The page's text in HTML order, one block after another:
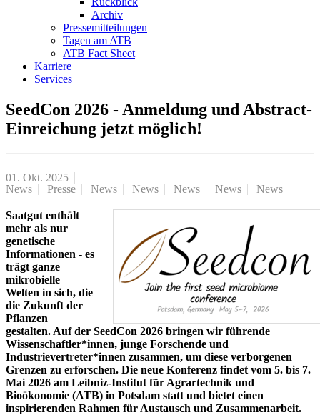
Archiv
Pressemitteilungen
Tagen am ATB
ATB Fact Sheet
Karriere
Services
SeedCon 2026 - Anmeldung und Abstract-
Einreichung jetzt möglich!
01. Okt. 2025
News
Presse News News News News News
Saatgut enthält
mehr als nur
genetische
Informationen - es
trägt ganze
mikrobielle
Welten in sich, die
die Zukunft der
Pflanzen
gestalten. Auf der SeedCon 2026 bringen wir führende
Wissenschaftler*innen, junge Forschende und
Industrievertreter*innen zusammen, um diese verborgenen
Grenzen zu erforschen. Die neue Konferenz findet vom 5. bis 7.
Mai 2026 am Leibniz-Institut für Agrartechnik und
Bioökonomie (ATB) in Potsdam statt und bietet einen
inspirierenden Rahmen für Austausch und Zusammenarbeit.